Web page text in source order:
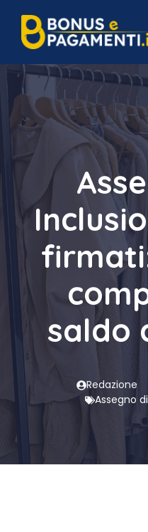
contenuto
saldo
Redazione
Assegno